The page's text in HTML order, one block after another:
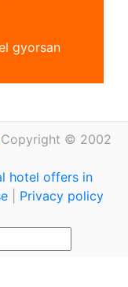
gyorsan
Copyright © 2002
hotel offers in
Privacy policy